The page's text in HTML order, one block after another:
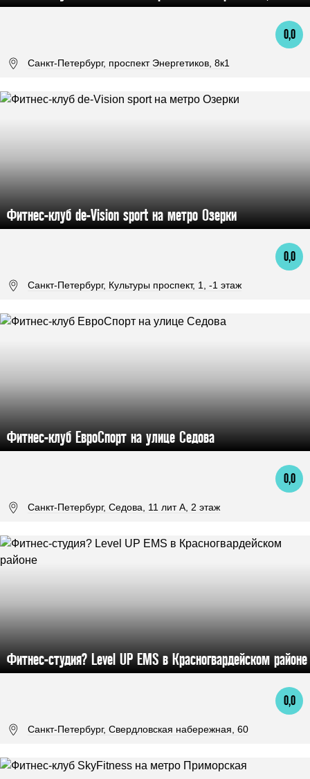
0,0
Санкт-Петербург, проспект Энергетиков, 8к1
Фитнес-клуб de-Vision sport на метро Озерки
0,0
Санкт-Петербург, Культуры проспект, 1, -1 этаж
Фитнес-клуб ЕвроСпорт на улице Седова
0,0
Санкт-Петербург, Седова, 11 лит А, 2 этаж
Фитнес-студия? Level UP EMS в Красногвардейском районе
0,0
Санкт-Петербург, Свердловская набережная, 60